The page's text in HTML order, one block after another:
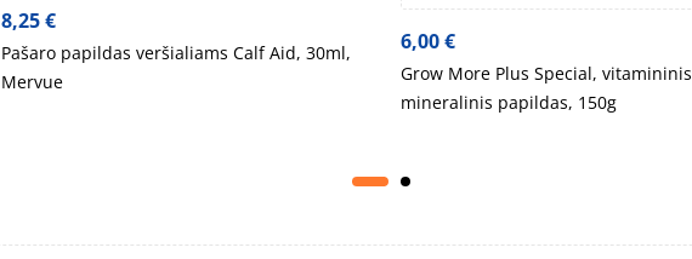
8,25€
Pašaro papildas veršialiams Calf Aid, 30ml,
Mervue
6,00€
Grow More Plus Special, vitamininis
mineralinis papildas, 150g